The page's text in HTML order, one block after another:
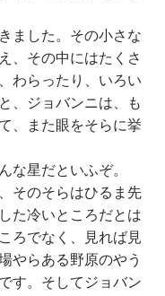
ました。その小さな
、その中にはたくさ
わらったり、いろい
、ジョバンニは、も
、また眼をそらに挙
な星だといふぞ。
そのそらはひるま先
た冷いところだとは
ろでなく、見れば見
やらある野原のやう
す。そしてジョバン